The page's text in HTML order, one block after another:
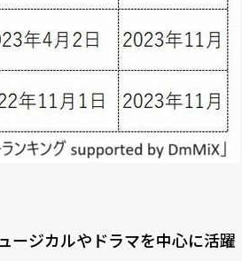
ージカルやドラマを中心に活躍